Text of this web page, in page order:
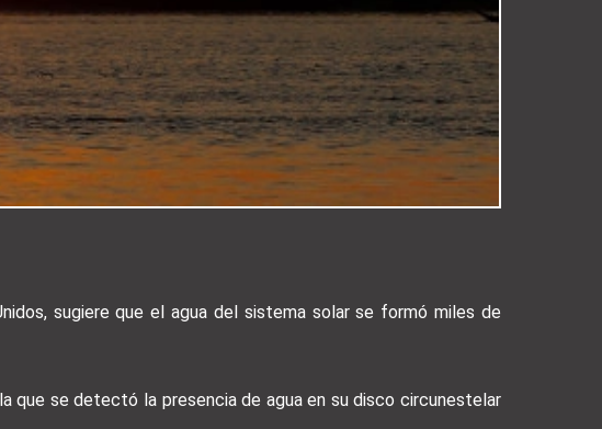
sugiere que el agua del sistema solar se formó miles de
que se detectó la presencia de agua en su disco circunestelar